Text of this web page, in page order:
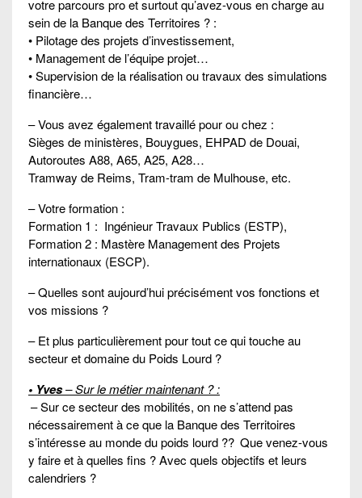
votre parcours pro et surtout qu’avez-vous en charge au
sein de la Banque des Territoires ? :
• Pilotage des projets d’investissement,
• Management de l’équipe projet…
• Supervision de la réalisation ou travaux des simulations
financière…
– Vous avez également travaillé pour ou chez :
Sièges de ministères, Bouygues, EHPAD de Douai,
Autoroutes A88, A65, A25, A28…
Tramway de Reims, Tram-tram de Mulhouse, etc.
– Votre formation :
Formation 1 : Ingénieur Travaux Publics (ESTP),
Formation 2 : Mastère Management des Projets
internationaux (ESCP).
– Quelles sont aujourd’hui précisément vos fonctions et
vos missions ?
– Et plus particulièrement pour tout ce qui touche au
secteur et domaine du Poids Lourd ?
• Yves– Sur le métier maintenant ? :
– Sur ce secteur des mobilités, on ne s’attend pas
nécessairement à ce que la Banque des Territoires
s’intéresse au monde du poids lourd ?? Que venez-vous
y faire et à quelles fins ? Avec quels objectifs et leurs
calendriers ?